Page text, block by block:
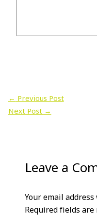
←Previous Post
Next Post→
Leave a
Your email
Required fields are